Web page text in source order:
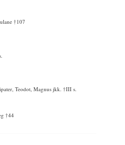
†107
Teodot, Magnus jkk. †III s.
†44